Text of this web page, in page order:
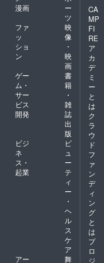
漫画
ー
ツ
ファ
ッ
ショ
ン
映
像
・
映
画
ゲー
ム・
サー
ビス
開発
書
籍
・
雑
誌
出
版
ビジ
ネ
ス・
起業
ビ
ュ
ー
テ
ィ
ー
・
ヘ
ル
ス
ケ
ア
アー
舞
CA
MP
FI
RE
ア
カ
デ
ミ
ー
と
は
ク
ラ
ウ
ド
フ
ァ
ン
デ
ィ
ン
グ
と
は
プ
ロ
ジ